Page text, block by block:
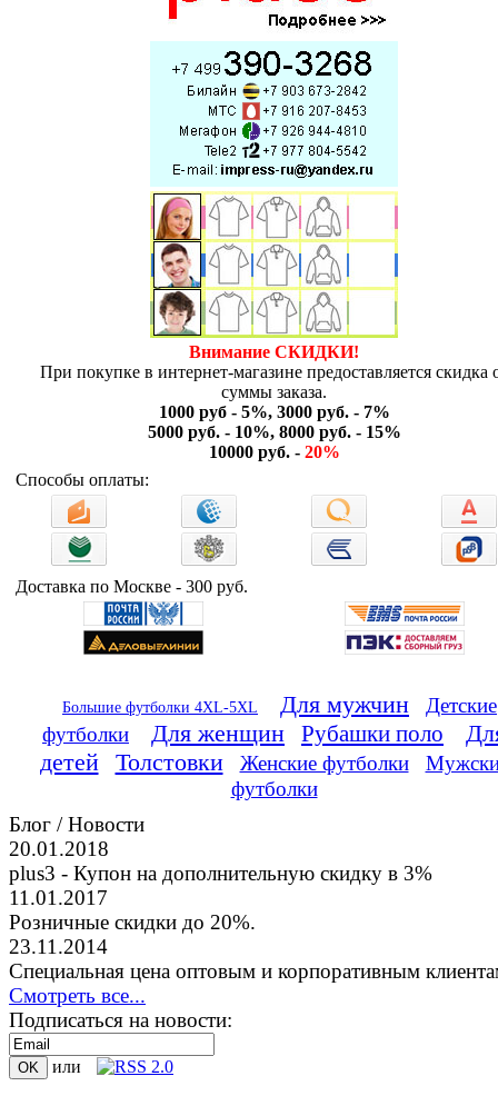
Внимание СКИДКИ!
При покупке в интернет-магазине предоставляется скидка
суммы заказа.
1000 руб - 5%, 3000 руб. - 7%
5000 руб. - 10%, 8000 руб. - 15%
10000 руб. - 20%
Способы оплаты:
Доставка по Москве - 300 руб.
Большие футболки 4XL-5XL Для мужчин
Детские
футболки
Для женщин Рубашки поло
детей
Толстовки Женские футболки
футболки
Блог / Новости
20.01.2018
plus3 - Купон на дополнительную скидку в 3%
11.01.2017
Розничные скидки до 20%.
23.11.2014
Специальная цена оптовым и корпоративным
Смотреть все...
Подписаться на новости:
или